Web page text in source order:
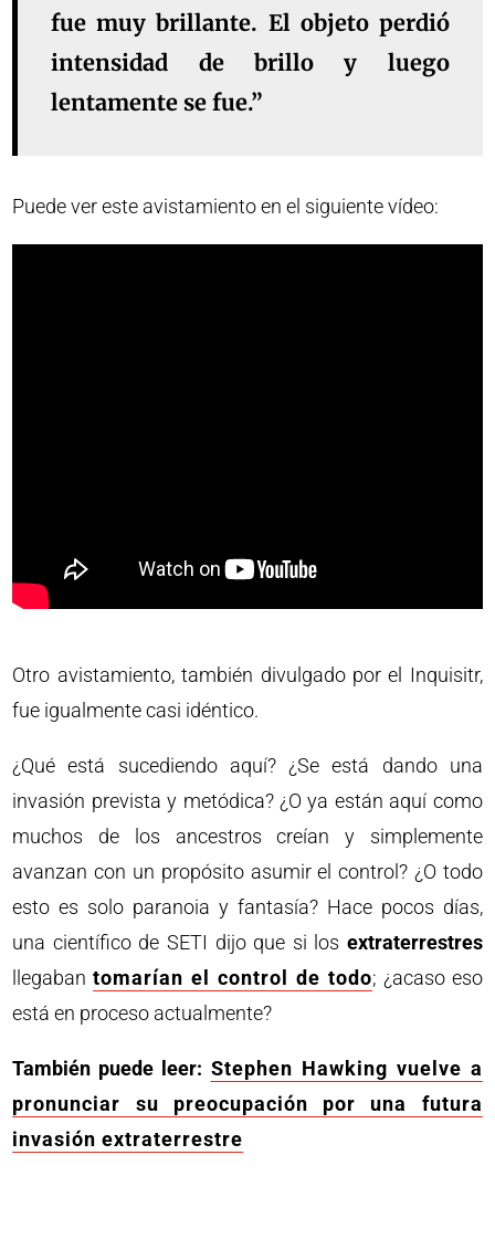
fue muy brillante. El objeto perdió
intensidad de brillo y luego
lentamente se fue.”
Puede ver este avistamiento en el siguiente vídeo:
Otro avistamiento, también divulgado por el Inquisitr,
fue igualmente casi idéntico.
¿Qué está sucediendo aquí? ¿Se está dando una
invasión prevista y metódica? ¿O ya están aquí como
muchos de los ancestros creían y simplemente
avanzan con un propósito asumir el control? ¿O todo
esto es solo paranoia y fantasía? Hace pocos días,
una científico de SETI dijo que si los extraterrestres
llegabantomarían el control de todo; ¿acaso eso
está en proceso actualmente?
También puede leer: Stephen Hawking vuelve a
pronunciar su preocupación por una futura
invasión extraterrestre